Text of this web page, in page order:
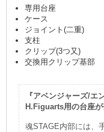
専用台座
ケース
ジョイント(二重)
支柱
クリップ(3つ又)
交換用クリップ基部
『アベンジャーズ/エ
H.Figuarts用の台座が
魂STAGE内部には、